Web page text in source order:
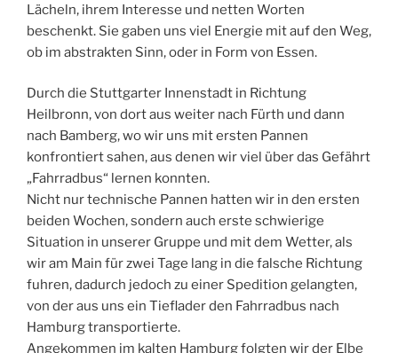
Lächeln, ihrem Interesse und netten Worten
beschenkt. Sie gaben uns viel Energie mit auf den Weg,
ob im abstrakten Sinn, oder in Form von Essen.
Durch die Stuttgarter Innenstadt in Richtung
Heilbronn, von dort aus weiter nach Fürth und dann
nach Bamberg, wo wir uns mit ersten Pannen
konfrontiert sahen, aus denen wir viel über das Gefährt
„Fahrradbus“ lernen konnten.
Nicht nur technische Pannen hatten wir in den ersten
beiden Wochen, sondern auch erste schwierige
Situation in unserer Gruppe und mit dem Wetter, als
wir am Main für zwei Tage lang in die falsche Richtung
fuhren, dadurch jedoch zu einer Spedition gelangten,
von der aus uns ein Tieflader den Fahrradbus nach
Hamburg transportierte.
Angekommen im kalten Hamburg folgten wir der Elbe